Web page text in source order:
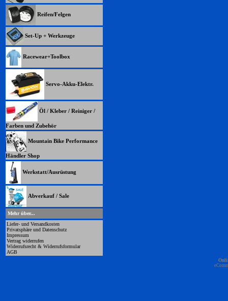
Reifen/Felgen
Set-Up + Werkzeuge
Racewear+Toolbox
Servo-Akku-Elektr.
Öl / Kleber / Reiniger /
Farben und Zubehör
Mountain Bike Performance
Händler Shop
Werkstatt/Ausrüstung
Abverkauf / Sale
Mehr über...
Liefer- und Versandkosten
Privatsphäre und Datenschutz
Impressum
Vertrag widerrufen
Widerrufsrecht & Widerrufsformular
AGB